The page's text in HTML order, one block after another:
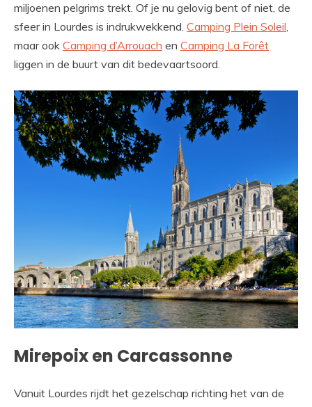
miljoenen pelgrims trekt. Of je nu gelovig bent of niet, de
sfeer in Lourdes is indrukwekkend. Camping Plein Soleil,
maar ook Camping d’Arrouach en Camping La Forêt
liggen in de buurt van dit bedevaartsoord.
Mirepoix en Carcassonne
Vanuit Lourdes rijdt het gezelschap richting het van de